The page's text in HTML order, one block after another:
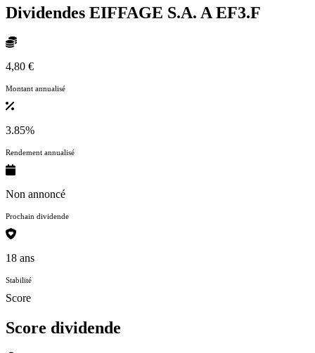
Dividendes EIFFAGE S.A. A EF3.F
4,80 €
Montant annualisé
3.85%
Rendement annualisé
Non annoncé
Prochain dividende
18 ans
Stabilité
Score
Score dividende